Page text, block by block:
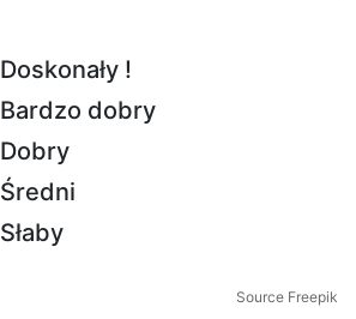
Doskonały !
Bardzo dobry
Dobry
Średni
Słaby
Source Freepik